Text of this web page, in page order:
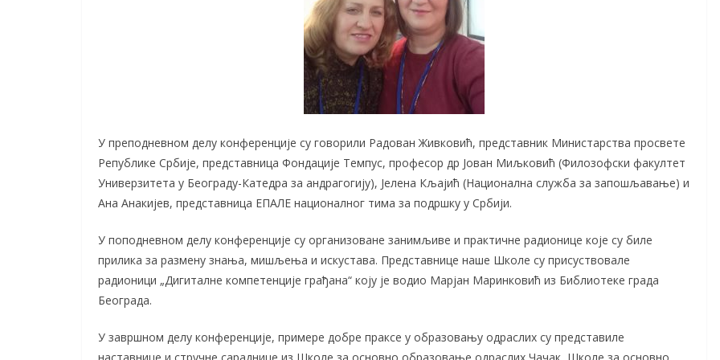
У преподневном делу конференције су говорили Радован Живковић, представник Министарства просвете
Републике Србије, представница Фондације Темпус, професор др Јован Миљковић (Филозофски факултет
Универзитета у Београду-Катедра за андрагогију), Јелена Кљајић (Национална служба за запошљавање) и
Ана Анакијев, представница ЕПАЛЕ националног тима за подршку у Србији.
У поподневном делу конференције су организоване занимљиве и практичне радионице које су биле
прилика за размену знања, мишљења и искустава. Представнице наше Школе су присуствовале
радионици „Дигиталне компетенције грађана“ коју је водио Марјан Маринковић из Библиотеке града
Београда.
У завршном делу конференције, примере добре праксе у образовању одраслих су представиле